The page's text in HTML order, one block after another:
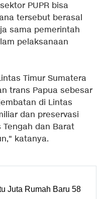
PUPR bisa
tersebut berasal
sama pemerintah
pelaksanaan
Timur Sumatera
trans Papua sebesar
di Lintas
dan preservasi
dan Barat
katanya.
Juta Rumah Baru 58